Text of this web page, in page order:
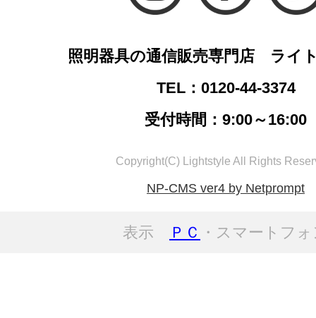
照明器具の通信販売専門店 ライ
TEL：0120-44-3374
受付時間：9:00～16:00
Copyright(C) Lightstyle All Rights
NP-CMS ver4 by Netprompt
表示 ＰＣ ・スマートフ